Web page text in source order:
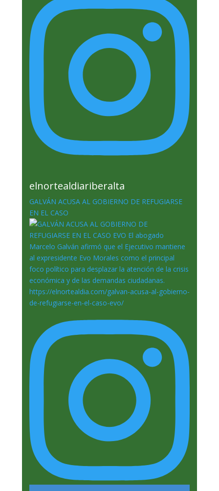
elnortealdiariberalta
GALVÁN ACUSA AL GOBIERNO DE REFUGIARSE
EN EL CASO